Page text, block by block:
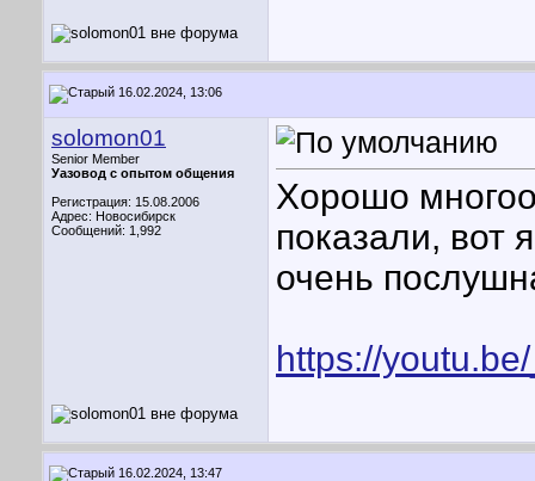
16.02.2024, 13:06
solomon01
Senior Member
Уазовод с опытом общения
Регистрация: 15.08.2006
Адрес: Новосибирск
Сообщений: 1,992
Хорошо
показали, вот
очень
https://
16.02.2024, 13:47